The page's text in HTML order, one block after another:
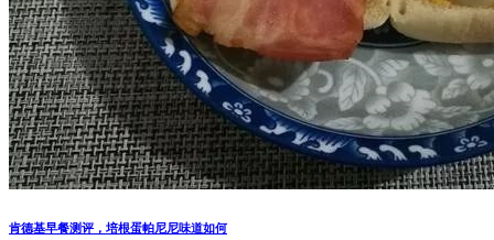
肯德基早餐测评，培根蛋帕尼尼味道如何